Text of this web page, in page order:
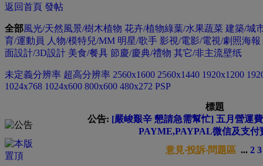
返回首頁 發帖
全部風光/天然風景/樹木植物 花卉/植物綠葉/水果蔬菜 建築/城
育/運動員 人物/模特兒/MM 明星/歌手 影視/電影/電視/劇照海報
面設計/3D設計 美食/餐具 節慶/慶典/禮物 其它/非主流壁纸
未定義分辨率 超高分辨率 2560x1600 2560x1440 1920x1200
1024x768 1024x600 800x600 480x272 PSP
標題
公告: [嚴峻艱辛 懇請急需幫忙] 五月營運
PAYME,PAYPAL微信及支付
意見‧投訴‧問題區 ... 2 3